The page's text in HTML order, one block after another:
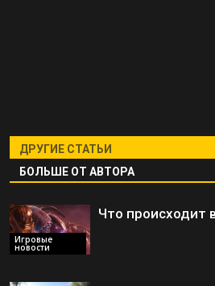
ДРУГИЕ СТАТЬИ
БОЛЬШЕ ОТ АВТОРА
Игровые
новости
Что происходит